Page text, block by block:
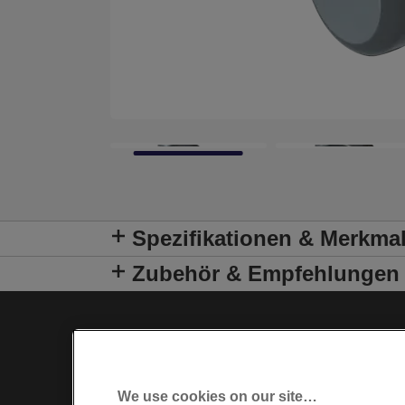
Spezifikationen &
Zubehör & Empfehlungen
We use cookies on our site…